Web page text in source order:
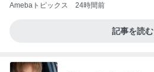
Amebaトピックス 24時間前
記事を読む